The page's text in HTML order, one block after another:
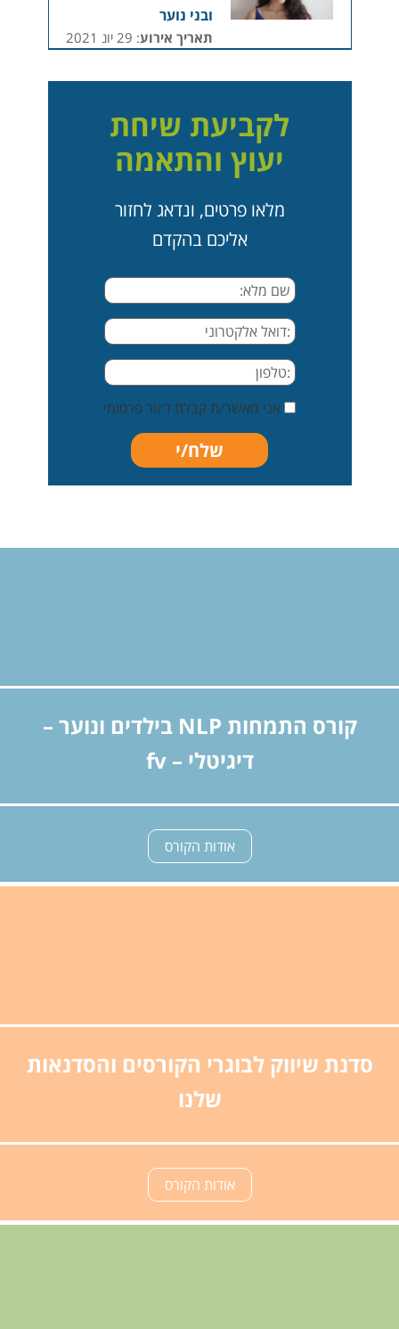
לקביעת שיחת
יעוץ והתאמה
מלאו פרטים, ונדאג לחזור
אליכם בהקדם
אני מאשר/ת קבלת דיוור פרסומי
ובני נוער
תאריך אירוע: 29 יונ 2021
קורס התמחות NLP בילדים ונוער –
דיגיטלי – fv
אודות הקורס
סדנת שיווק לבוגרי הקורסים והסדנאות
שלנו
אודות הקורס